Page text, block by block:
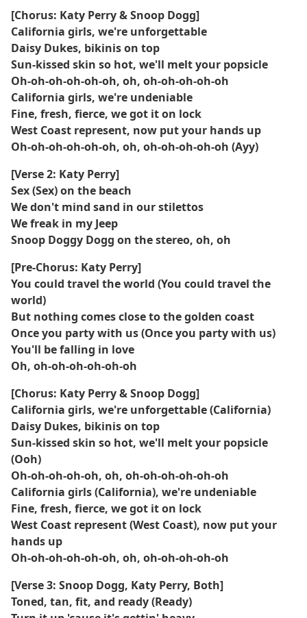
[Chorus: Katy Perry & Snoop Dogg]
California girls, we're unforgettable
Daisy Dukes, bikinis on top
Sun-kissed skin so hot, we'll melt your popsicle
Oh-oh-oh-oh-oh-oh, oh, oh-oh-oh-oh-oh
California girls, we're undeniable
Fine, fresh, fierce, we got it on lock
West Coast represent, now put your hands up
Oh-oh-oh-oh-oh-oh, oh, oh-oh-oh-oh-oh (Ayy)
[Verse 2: Katy Perry]
Sex (Sex) on the beach
We don't mind sand in our stilettos
We freak in my Jeep
Snoop Doggy Dogg on the stereo, oh, oh
[Pre-Chorus: Katy Perry]
You could travel the world (You could travel the
world)
But nothing comes close to the golden coast
Once you party with us (Once you party with us)
You'll be falling in love
Oh, oh-oh-oh-oh-oh-oh
[Chorus: Katy Perry & Snoop Dogg]
California girls, we're unforgettable (California)
Daisy Dukes, bikinis on top
Sun-kissed skin so hot, we'll melt your popsicle
(Ooh)
Oh-oh-oh-oh-oh, oh, oh-oh-oh-oh-oh-oh
California girls (California), we're undeniable
Fine, fresh, fierce, we got it on lock
West Coast represent (West Coast), now put your
hands up
Oh-oh-oh-oh-oh-oh, oh, oh-oh-oh-oh-oh
[Verse 3: Snoop Dogg, Katy Perry, Both]
Toned, tan, fit, and ready (Ready)